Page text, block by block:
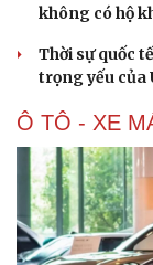
không có hộ
Thời sự quốc
trọng yếu của
Ô TÔ - XE